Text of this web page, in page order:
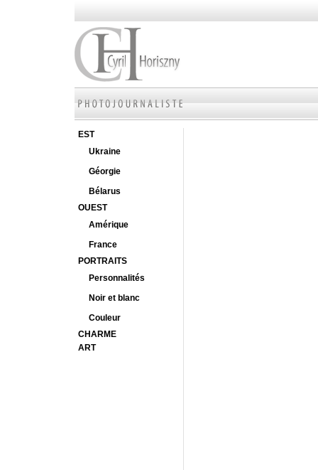
EST
Ukraine
Géorgie
Bélarus
OUEST
Amérique
France
PORTRAITS
Personnalités
Noir et blanc
Couleur
CHARME
ART